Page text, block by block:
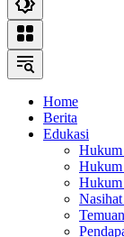
Home
Berita
Edukasi
Hukum
Temuan